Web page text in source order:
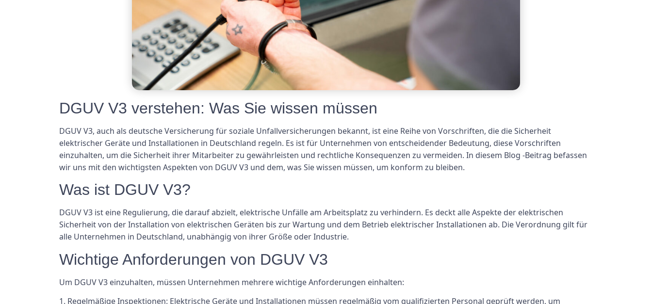
DGUV V3 verstehen: Was Sie wissen müssen
DGUV V3, auch als deutsche Versicherung für soziale Unfallversicherungen bekannt, ist eine Reihe von Vorschriften, die die Sicherheit
elektrischer Geräte und Installationen in Deutschland regeln. Es ist für Unternehmen von entscheidender Bedeutung, diese Vorschriften
einzuhalten, um die Sicherheit ihrer Mitarbeiter zu gewährleisten und rechtliche Konsequenzen zu vermeiden. In diesem Blog -Beitrag befassen
wir uns mit den wichtigsten Aspekten von DGUV V3 und dem, was Sie wissen müssen, um konform zu bleiben.
Was ist DGUV V3?
DGUV V3 ist eine Regulierung, die darauf abzielt, elektrische Unfälle am Arbeitsplatz zu verhindern. Es deckt alle Aspekte der elektrischen
Sicherheit von der Installation von elektrischen Geräten bis zur Wartung und dem Betrieb elektrischer Installationen ab. Die Verordnung gilt für
alle Unternehmen in Deutschland, unabhängig von ihrer Größe oder Industrie.
Wichtige Anforderungen von DGUV V3
Um DGUV V3 einzuhalten, müssen Unternehmen mehrere wichtige Anforderungen einhalten:
1. Regelmäßige Inspektionen: Elektrische Geräte und Installationen müssen regelmäßig vom qualifizierten Personal geprüft werden, um